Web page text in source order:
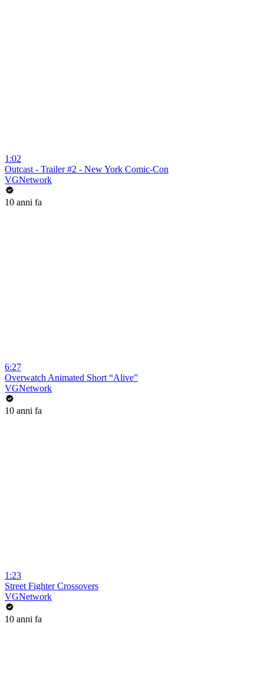
1:02
Outcast - Trailer #2 - New York Comic-Con
VGNetwork
10 anni fa
6:27
Overwatch Animated Short “Alive”
VGNetwork
10 anni fa
1:23
Street Fighter Crossovers
VGNetwork
10 anni fa